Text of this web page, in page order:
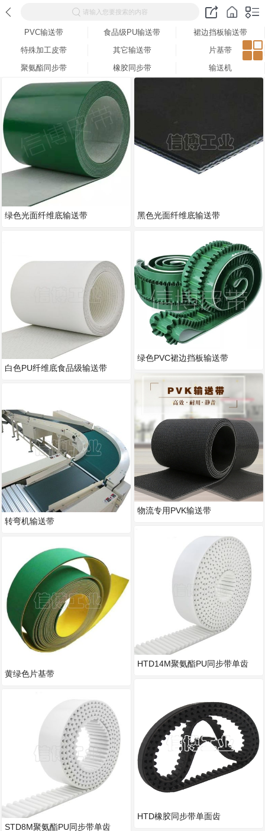
请输入您要搜索的内容
PVC输送带 食品级PU输送带
裙边挡板输送带
特殊加工皮带
其它输送带
片基带
聚氨酯同步带
橡胶同步带 输送机
绿色光面纤维底输送带
白色PU纤维底食品级输送带
转弯机输送带
黄绿色片基带
STD8M聚氨酯PU同步带单齿
黑色光面纤维底输送带
绿色PVC裙边挡板输送带
物流专用PVK输送带
HTD14M聚氨酯PU同步带单齿
HTD橡胶同步带单面齿